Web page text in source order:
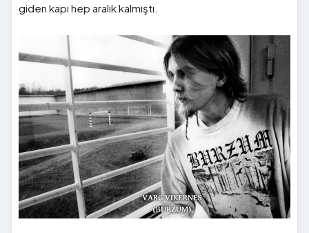
giden kapı hep aralık kalmıştı.